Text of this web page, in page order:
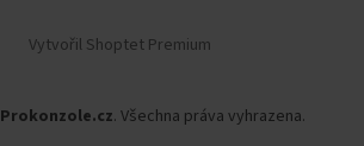
Vytvořil Shoptet Premium
Prokonzole.cz. Všechna práva vyhrazena.